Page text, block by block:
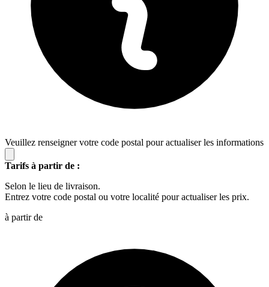
Veuillez renseigner votre code postal pour actualiser les informations
Tarifs à partir de :
Selon le lieu de livraison.
Entrez votre code postal ou votre localité pour actualiser les prix.
à partir de